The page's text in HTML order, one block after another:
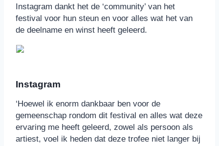
Instagram dankt het de ‘community’ van het
festival voor hun steun en voor alles wat het van
de deelname en winst heeft geleerd.
Instagram
‘Hoewel ik enorm dankbaar ben voor de
gemeenschap rondom dit festival en alles wat deze
ervaring me heeft geleerd, zowel als persoon als
artiest, voel ik heden dat deze trofee niet langer bij